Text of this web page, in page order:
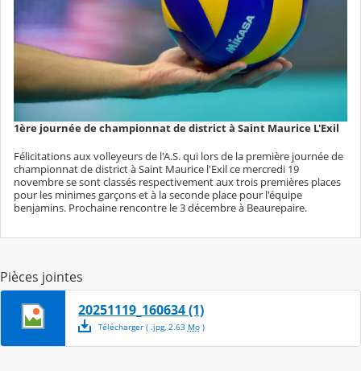
1ère journée de championnat de district à Saint Maurice L'Exil
Félicitations aux volleyeurs de l'A.S. qui lors de la première journée de
championnat de district à Saint Maurice l'Exil ce mercredi 19
novembre se sont classés respectivement aux trois premières places
pour les minimes garçons et à la seconde place pour l'équipe
benjamins. Prochaine rencontre le 3 décembre à Beaurepaire.
Pièces jointes
20251119_160634 (1)
Télécharger( .jpg, 2.63 Mo)